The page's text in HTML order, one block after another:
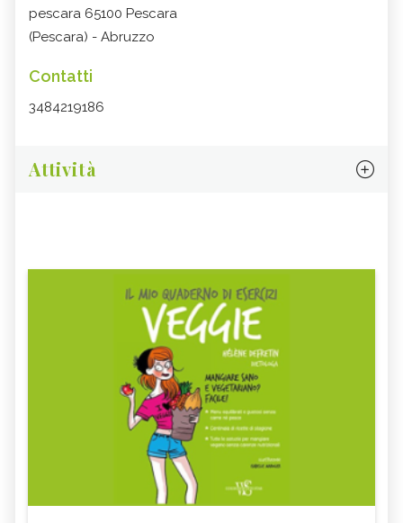
pescara 65100 Pescara
(Pescara) - Abruzzo
Contatti
3484219186
Attività